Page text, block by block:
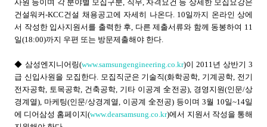
사원 등이며 각 분야별 모집구분, 직무, 자격요건 등 상세한 모집요강은
건설워커-KCC건설 채용공고에 자세히 나온다. 10일까지 온라인 상에
서 작성한 입사지원서를 출력한 후, 다른 제출서류와 함께 동봉하여 11
일(18:00)까지 우편 또는 방문제출해야 한다.
◆ 삼성엔지니어링(www.samsungengineering.co.kr)이 2011년 상반기 3
급 신입사원을 모집한다. 모집직군은 기술직(화학공학, 기계공학, 전기
전자공학, 토목공학, 건축공학, 기타 이공계 全전공), 경영지원(인문/상
경계열), 마케팅(인문/상경계열, 이공계 全전공) 등이며 3월 10일~14일
에 디어삼성 홈페이지(www.dearsamsung.co.kr)에서 지원서 작성을 통해